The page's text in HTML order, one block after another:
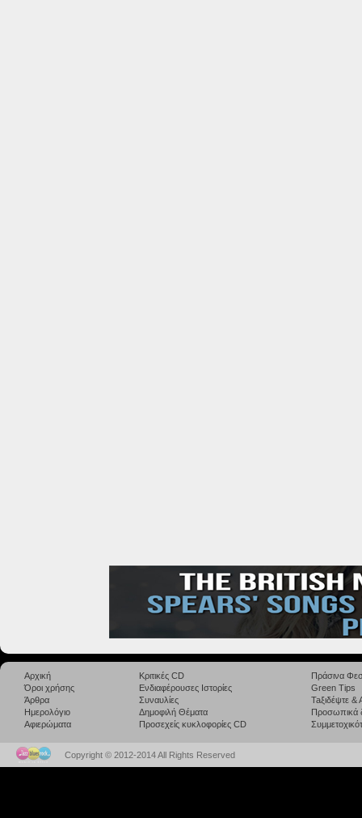
Αρχική
Όροι χρήσης
Άρθρα
Ημερολόγιο
Αφιερώματα
Κριτικές CD
Ενδιαφέρουσες Ιστορίες
Συναυλίες
Δημοφιλή Θέματα
Προσεχείς κυκλοφορίες CD
Πράσινα
Green Tips
Taξιδέψτε
Προσωπικά
Copyright © 2012-2014 All Rights Reserved